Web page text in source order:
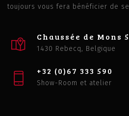
toujours vous fera bénéficier de
Chaussée de Mons
1430 Rebecq, Belgique
+32 (0)67 333 590
Show-Room et atelier